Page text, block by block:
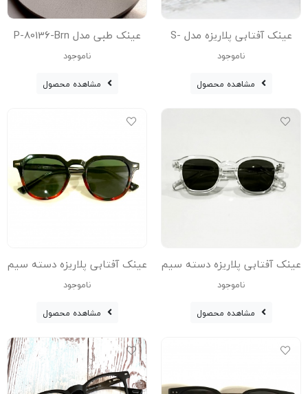
عینک آفتابی پلاریزه مدل S-
31106-C3-Red Acetate
آفتابی پلاریزه زنانه, عینک
ناموجود
مشاهده محصول
عینک طبی مدل P-80136-Brn
ناموجود
مشاهده محصول
عینک آفتابی پلاریزه دسته سیم
S-5378-Tra
ناموجود
مشاهده محصول
عینک آفتابی پلاریزه دسته سیم
1073070-Blc-Leoناموجود
مشاهده محصول